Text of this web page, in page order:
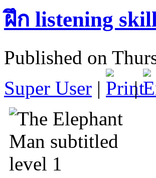
ฝึก listening
Published on
Super User | |